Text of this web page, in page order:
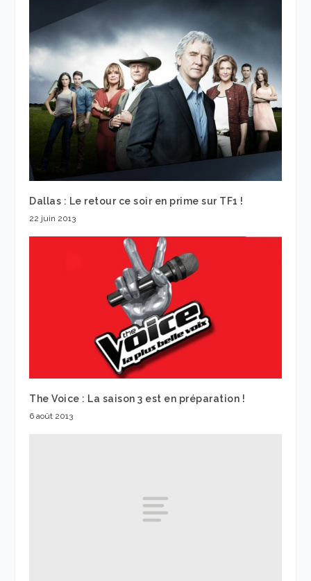
Dallas : Le retour ce soir en prime sur TF1 !
22 juin 2013
The Voice : La saison 3 est en préparation !
6 août 2013